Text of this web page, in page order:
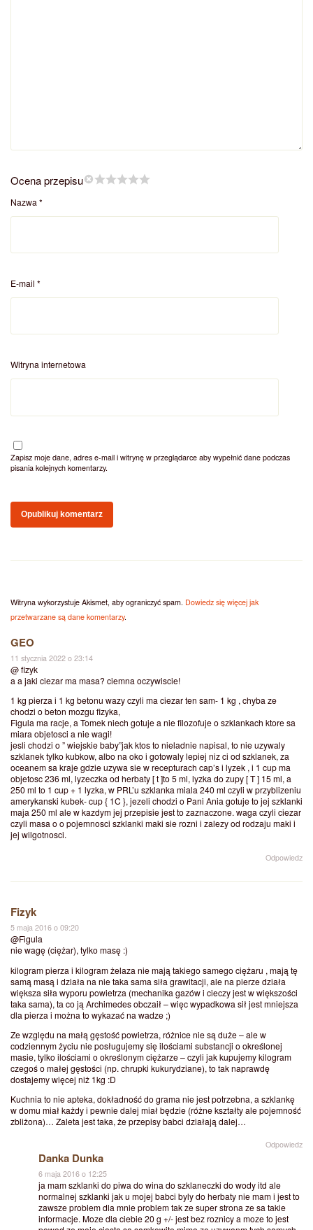
Ocena przepisu
Nazwa *
E-mail *
Witryna internetowa
Zapisz moje dane, adres e-mail i witrynę w przeglądarce aby wypełnić dane podczas
pisania kolejnych komentarzy.
Witryna wykorzystuje Akismet, aby ograniczyć spam. Dowiedz się więcej jak
przetwarzane są dane komentarzy.
GEO
11 stycznia 2022 o 23:14
@ fizyk
a a jaki ciezar ma masa? ciemna oczywiscie!
1 kg pierza i 1 kg betonu wazy czyli ma ciezar ten sam- 1 kg , chyba ze
chodzi o beton mozgu fizyka,
Figula ma racje, a Tomek niech gotuje a nie filozofuje o szklankach ktore sa
miara objetosci a nie wagi!
jesli chodzi o ” wiejskie baby”jak ktos to nieladnie napisal, to nie uzywaly
szklanek tylko kubkow, albo na oko i gotowaly lepiej niz ci od szklanek, za
oceanem sa kraje gdzie uzywa sie w recepturach cap’s i lyzek , i 1 cup ma
objetosc 236 ml, lyzeczka od herbaty [ t ]to 5 ml, lyzka do zupy [ T ] 15 ml, a
250 ml to 1 cup + 1 lyzka, w PRL’u szklanka miala 240 ml czyli w przyblizeniu
amerykanski kubek- cup { 1C }, jezeli chodzi o Pani Ania gotuje to jej szklanki
maja 250 ml ale w kazdym jej przepisie jest to zaznaczone. waga czyli ciezar
czyli masa o o pojemnosci szklanki maki sie rozni i zalezy od rodzaju maki i
jej wilgotnosci.
Odpowiedz
Fizyk
5 maja 2016 o 09:20
@Figula
nie wagę (ciężar), tylko masę :)
kilogram pierza i kilogram żelaza nie mają takiego samego ciężaru , mają tę
samą masą i działa na nie taka sama siła grawitacji, ale na pierze działa
większa siła wyporu powietrza (mechanika gazów i cieczy jest w większości
taka sama), ta co ją Archimedes obczaił – więc wypadkowa sił jest mniejsza
dla pierza i można to wykazać na wadze ;)
Ze względu na małą gęstość powietrza, różnice nie są duże – ale w
codziennym życiu nie posługujemy się ilościami substancji o określonej
masie, tylko ilościami o określonym ciężarze – czyli jak kupujemy kilogram
czegoś o małej gęstości (np. chrupki kukurydziane), to tak naprawdę
dostajemy więcej niż 1kg :D
Kuchnia to nie apteka, dokładność do grama nie jest potrzebna, a szklankę
w domu miał każdy i pewnie dalej miał będzie (różne kształty ale pojemność
zbliżona)… Zaleta jest taka, że przepisy babci działają dalej…
Odpowiedz
Danka Dunka
6 maja 2016 o 12:25
ja mam szklanki do piwa do wina do szklaneczki do wody itd ale
normalnej szklanki jak u mojej babci byly do herbaty nie mam i jest to
zawsze problem dla mnie problem tak ze super strona ze sa takie
informacje. Moze dla ciebie 20 g +/- jest bez roznicy a moze to jest